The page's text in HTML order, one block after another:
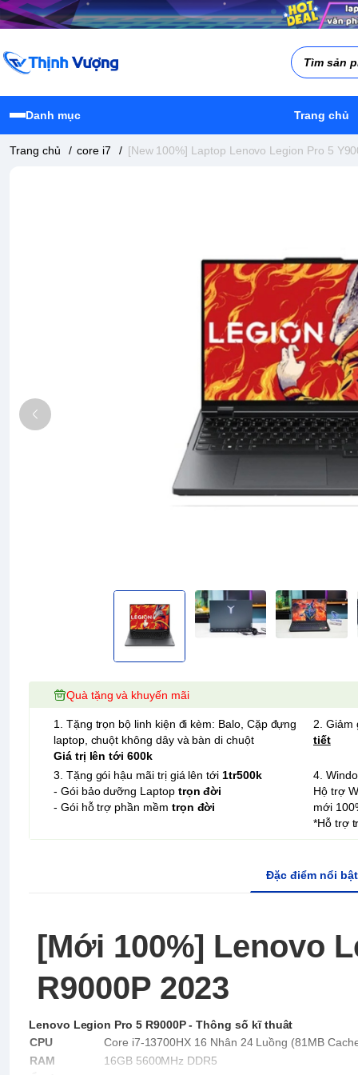
Danh mục Trang chủ
Trang chủ / core i7 / [New 100%] Laptop Lenovo Legion Pro 5
Quà tặng và khuyến mãi
1. Tặng trọn bộ linh kiện đi kèm: Balo, Cặp đựng
laptop, chuột không dây và bàn di chuột
Giá trị lên tới 600k
2. Giảm
tiết
3. Tặng gói hậu mãi trị giá lên tới 1tr500k
- Gói bảo dưỡng Laptop trọn đời
- Gói hỗ trợ phần mềm trọn đời
4.
Hộ trợ
mới
*Hỗ trợ
Đặc điểm nổi bật
[Mới 100%] Lenovo
R9000P 2023
Lenovo Legion Pro 5 R9000P - Thông số kĩ thuât
CPU
Core i7-13700HX 16 Nhân 24 Luồng (81MB
RAM
16GB 5600MHz DDR5